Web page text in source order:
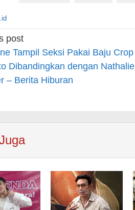
post
Tampil Seksi Pakai Baju Crop
Dibandingkan dengan Nathalie
– Berita Hiburan